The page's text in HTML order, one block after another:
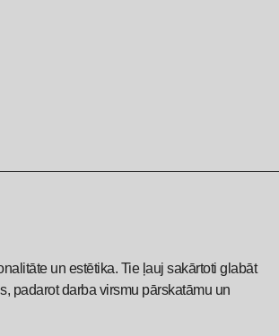
un estētika. Tie ļauj sakārtoti glabāt
padarot darba virsmu pārskatāmu un